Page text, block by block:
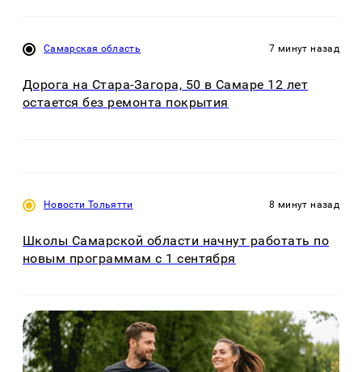
Самарская область 7 минут назад
Дорога на Стара-Загора, 50 в Самаре 12 лет
остается без ремонта покрытия
Новости Тольятти 8 минут назад
Школы Самарской области начнут работать по
новым программам с 1 сентября